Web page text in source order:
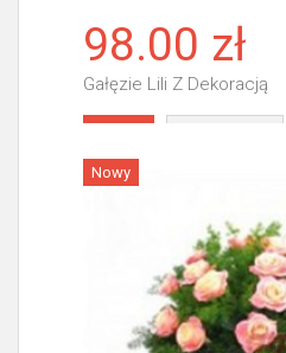
98.00 zł
Gałęzie Lili Z Dekoracją
Nowy